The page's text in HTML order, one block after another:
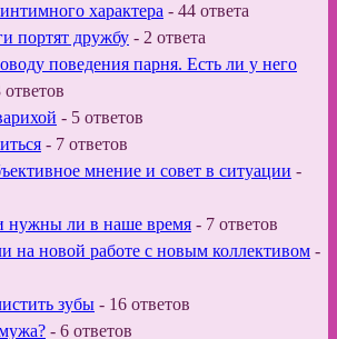
характера - 44 ответа
портят дружбу - 2 ответа
поведения парня. Есть ли у него
ответов
- 5 ответов
- 7 ответов
мнение и совет в ситуации -
нужны ли в наше время - 7 ответов
на новой работе с новым коллективом -
зубы - 16 ответов
- 6 ответов